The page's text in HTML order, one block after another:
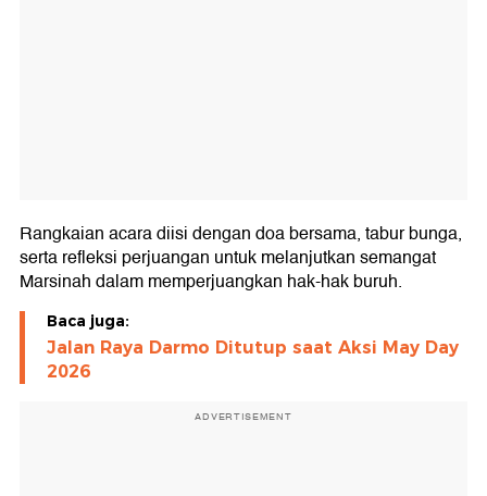
Rangkaian acara diisi dengan doa bersama, tabur bunga,
serta refleksi perjuangan untuk melanjutkan semangat
Marsinah dalam memperjuangkan hak-hak buruh.
Baca juga:
Jalan Raya Darmo Ditutup saat Aksi May Day
2026
ADVERTISEMENT